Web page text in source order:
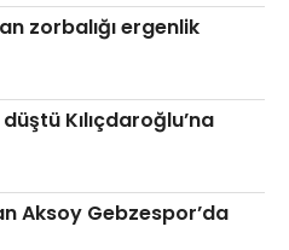
zorbalığı ergenlik
Kılıçdaroğlu’na
Aksoy Gebzespor’da